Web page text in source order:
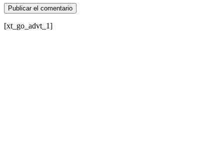
[xt_go_advt_1]